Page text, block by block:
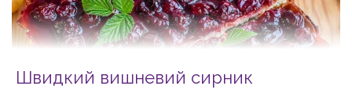
Швидкий вишневий сирник